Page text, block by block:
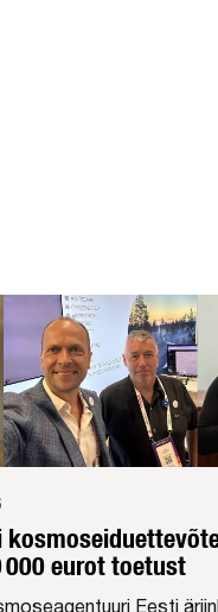
000 eurot toetust